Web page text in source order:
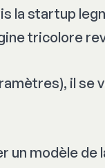
la startup
tricolore
il se
un modèle de